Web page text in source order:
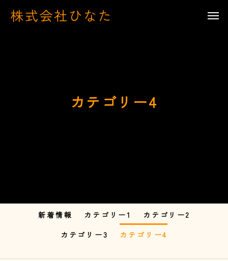
株式会社ひなた
カテゴリー4
新着情報 カテゴリー1
カテゴリー2
カテゴリー3
カテゴリー4